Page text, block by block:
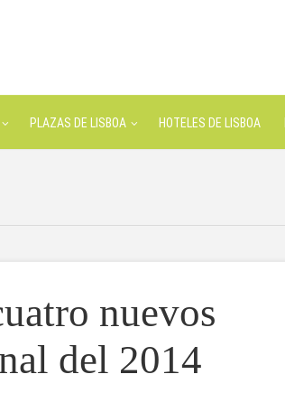
PLAZAS DE LISBOA HOTELES DE LISBOA
nuevos
del 2014